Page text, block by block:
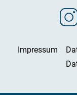
Impressum